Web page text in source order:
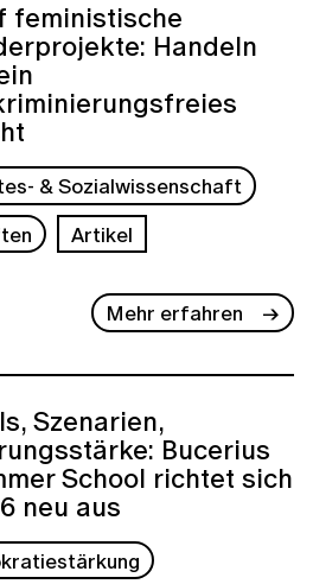
feministische
Handeln
& Sozialwissenschaft
Artikel
Mehr erfahren
Szenarien,
Bucerius
School richtet sich
neu aus